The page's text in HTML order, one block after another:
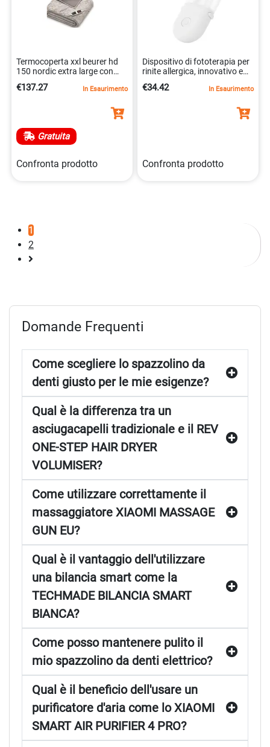
Termocoperta xxl beurer hd
150 nordic extra large con
4052095431050
€137.27 In Esaurimento
Gratuita
Confronta prodotto
Dispositivo di fototerapia per
rinite allergica, innovativo e
€34.42 In Esaurimento
Confronta prodotto
1
2
Domande Frequenti
Come scegliere lo spazzolino da
denti giusto per le mie esigenze?
Qual è la differenza tra un
asciugacapelli tradizionale e il REV
ONE-STEP HAIR DRYER
VOLUMISER?
Come utilizzare correttamente il
massaggiatore XIAOMI MASSAGE
GUN EU?
Qual è il vantaggio dell'utilizzare
una bilancia smart come la
TECHMADE BILANCIA SMART
BIANCA?
Come posso mantenere pulito il
mio spazzolino da denti elettrico?
Qual è il beneficio dell'usare un
purificatore d'aria come lo XIAOMI
SMART AIR PURIFIER 4 PRO?